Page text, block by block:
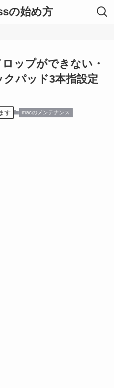
の始め方
ップができない・
パッド3本指設定
す macのメンテナンス